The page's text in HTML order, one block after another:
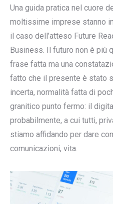
Una guida pratica nel cuore
moltissime imprese stanno
il caso dell’atteso Future
Business. Il futuro non è più
frase fatta ma una
fatto che il presente è stato
incerta, normalità fatta di
granitico punto fermo: il
probabilmente, a cui tutti,
stiamo affidando per dare
comunicazioni, vita.